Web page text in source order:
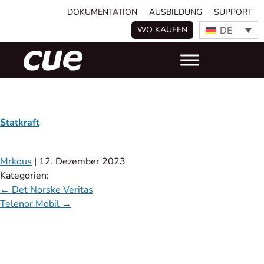
DOKUMENTATION AUSBILDUNG
SUPPORT
WO KAUFEN
DE
Statkraft
Mrkous | 12. Dezember 2023
Kategorien:
← Det Norske Veritas
Telenor Mobil →